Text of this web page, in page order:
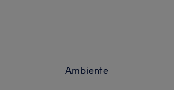
Ambiente